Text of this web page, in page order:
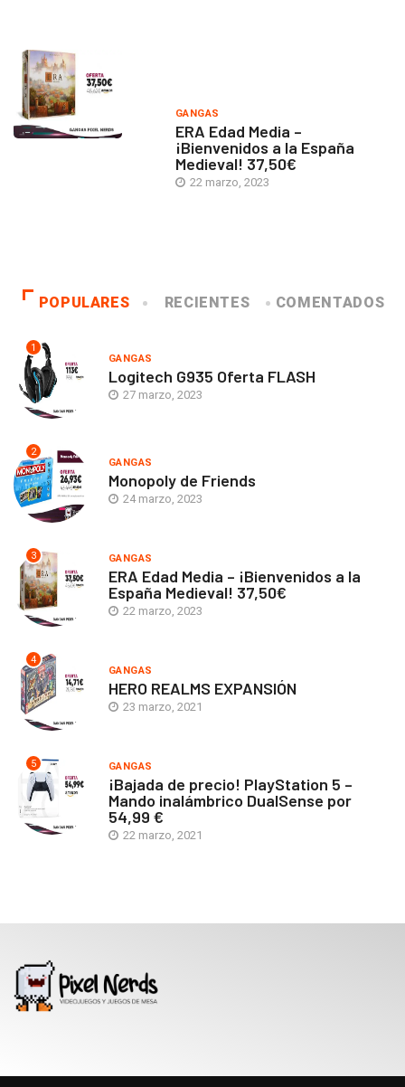
GANGAS
ERA Edad Media –
¡Bienvenidos a la España
Medieval! 37,50€
22 marzo, 2023
POPULARES RECIENTES COMENTADOS
1
GANGAS
Logitech G935 Oferta FLASH
27 marzo, 2023
2
GANGAS
Monopoly de Friends
24 marzo, 2023
3 GANGAS
ERA Edad Media – ¡Bienvenidos a la
España Medieval! 37,50€
22 marzo, 2023
4
GANGAS
HERO REALMS EXPANSIÓN
23 marzo, 2021
5 GANGAS
¡Bajada de precio! PlayStation 5 –
Mando inalámbrico DualSense por
54,99 €
22 marzo, 2021